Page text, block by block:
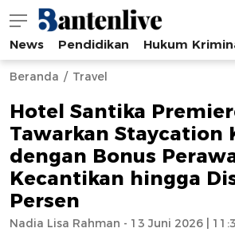
Bantenlive.com
Informasi Banten Terkini
News Pendidikan Hukum
Beranda Travel
Hotel Santika
Tawarkan Staycation
dengan Bonus
Kecantikan hingga
Persen
Nadia Lisa Rahman - 13 Juni 2026 |